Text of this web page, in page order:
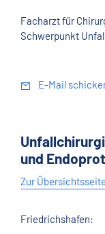
Facharzt für
Schwerpunkt
E-Mail
und
Zur Übersichtsseite
Friedrichshafen: